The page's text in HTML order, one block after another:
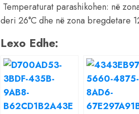
Temperaturat parashikohen: në
deri 26°C dhe në zona bregdetare
Lexo Edhe: